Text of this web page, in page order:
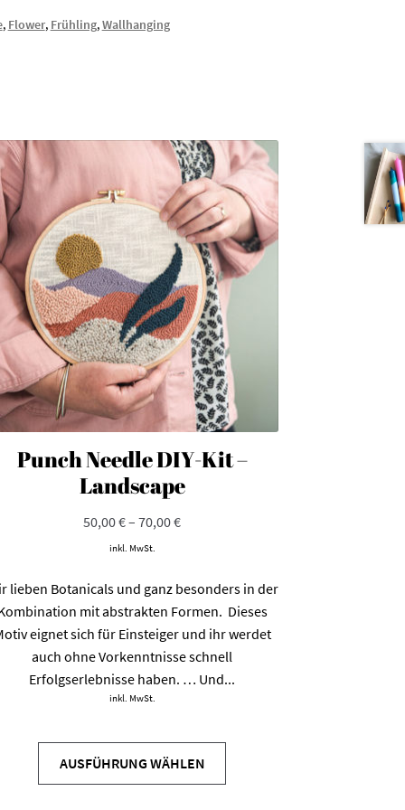
, Flower, Frühling,Wallhanging
Punch Needle DIY-Kit –
Landscape
50,00€–70,00€
inkl. MwSt.
lieben Botanicals und ganz besonders in der
mit abstrakten Formen. Dieses
eignet sich für Einsteiger und ihr werdet
auch ohne Vorkenntnisse schnell
Erfolgserlebnisse haben. … Und...
inkl. MwSt.
AUSFÜHRUNG WÄHLEN
Dieses
weist